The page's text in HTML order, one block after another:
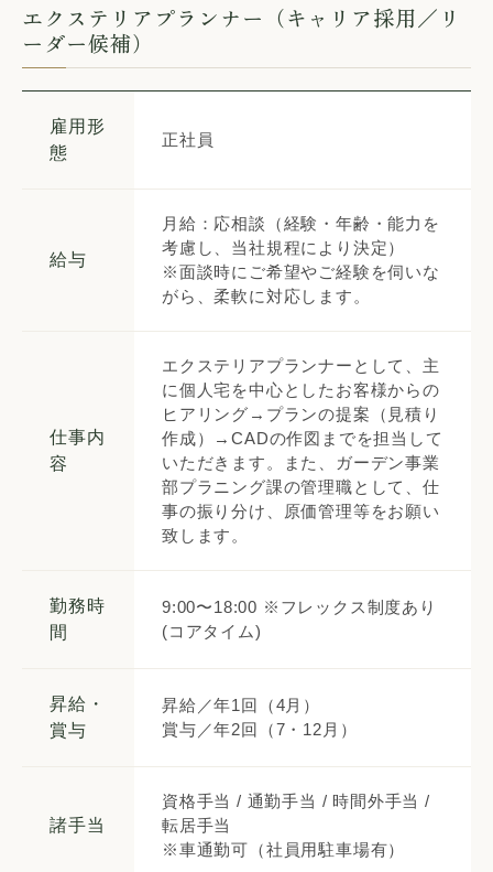
エクステリアプランナー（キャリア採用／リ
ーダー候補）
雇用形
態
正社員
給与
月給：応相談（経験・年齢・能力を
考慮し、当社規程により決定）
※面談時にご希望やご経験を伺いな
がら、柔軟に対応します。
仕事内
容
エクステリアプランナーとして、主
に個人宅を中心としたお客様からの
ヒアリング→プランの提案（見積り
作成）→CADの作図までを担当して
いただきます。また、ガーデン事業
部プラニング課の管理職として、仕
事の振り分け、原価管理等をお願い
致します。
勤務時
間
9:00〜18:00 ※フレックス制度あり
(コアタイム)
昇給・
賞与
昇給／年1回（4月）
賞与／年2回（7・12月）
諸手当
資格手当 / 通勤手当 / 時間外手当 /
転居手当
※車通勤可（社員用駐車場有）